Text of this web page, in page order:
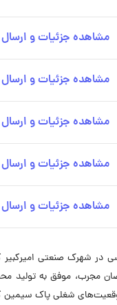
مشاهده جزئیات و
مشاهده جزئیات و
مشاهده جزئیات و
مشاهده جزئیات و
مشاهده جزئیات و
در شهرک صنعتی امیرکبیر
مجرب، موفق به تولید
شغلی پاک سیمین